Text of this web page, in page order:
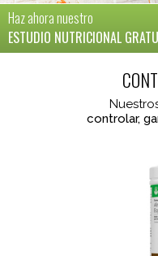
Haz ahora nuestro
ESTUDIO NUTRICIONAL
controlar,